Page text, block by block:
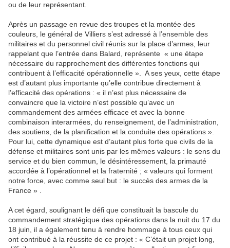
ou de leur représentant.
Après un passage en revue des troupes et la montée des
couleurs, le général de Villiers s’est adressé à l’ensemble des
militaires et du personnel civil réunis sur la place d’armes, leur
rappelant que l’entrée dans Balard, représente « une étape
nécessaire du rapprochement des différentes fonctions qui
contribuent à l’efficacité opérationnelle ». A ses yeux, cette étape
est d’autant plus importante qu’elle contribue directement à
l’efficacité des opérations : « il n’est plus nécessaire de
convaincre que la victoire n’est possible qu’avec un
commandement des armées efficace et avec la bonne
combinaison interarmées, du renseignement, de l’administration,
des soutiens, de la planification et la conduite des opérations ».
Pour lui, cette dynamique est d’autant plus forte que civils de la
défense et militaires sont unis par les mêmes valeurs : le sens du
service et du bien commun, le désintéressement, la primauté
accordée à l’opérationnel et la fraternité ; « valeurs qui forment
notre force, avec comme seul but : le succès des armes de la
France » .
A cet égard, soulignant le défi que constituait la bascule du
commandement stratégique des opérations dans la nuit du 17 du
18 juin, il a également tenu à rendre hommage à tous ceux qui
ont contribué à la réussite de ce projet : « C’était un projet long,